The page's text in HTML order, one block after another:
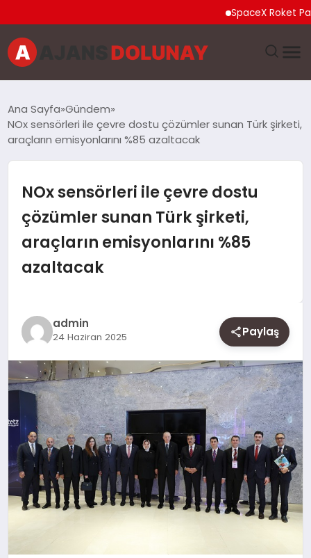
SpaceX Roket
EĞITIM
GÜNCEL
SAĞLIK
SPOR
YAŞAM
Ana Sayfa Gündem
NOx sensörleri ile çevre dostu çözümler sunan Türk şirketi,
araçların emisyonlarını %85 azaltacak
NOx sensörleri ile çevre dostu
çözümler sunan Türk şirketi,
araçların emisyonlarını %85
azaltacak
admin
24 Haziran 2025 Paylaş